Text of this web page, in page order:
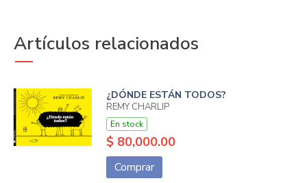
Artículos relacionados
¿DÓNDE ESTÁN TODOS?
REMY CHARLIP
En stock
$ 80,000.00
Comprar